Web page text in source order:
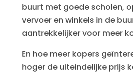
buurt met goede scholen,
vervoer en winkels in de
aantrekkelijker voor meer
En hoe meer kopers
hoger de uiteindelijke prijs